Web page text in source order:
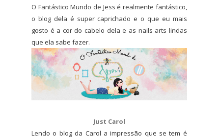
O Fantástico Mundo de Jess é realmente fantástico,
o blog dela é super caprichado e o que eu mais
gosto é a cor do cabelo dela e as nails arts lindas
que ela sabe fazer.
Just Carol
Lendo o blog da Carol a impressão que se tem é